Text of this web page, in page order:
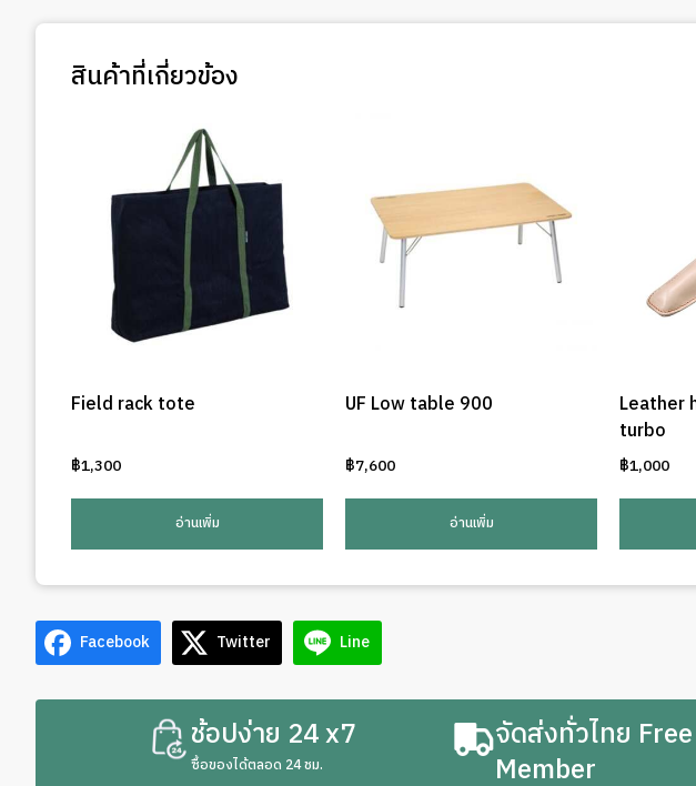
สินค้าที่เกี่ยวข้อง
Field rack tote
฿1,300
อ่านเพิ่ม
UF Low table 900
฿7,600
อ่านเพิ่ม
Leather
turbo
฿1,000
Facebook Twitter Line
ช้อปง่าย 24 x7
ซื้อของได้ตลอด 24 ชม.
จัดส่งทั่วไทย
Member